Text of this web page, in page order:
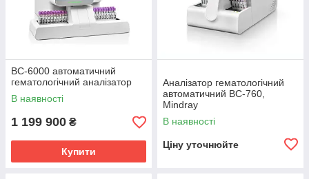
BC-6000 автоматичний
гематологічний аналізатор
В наявності
1 199 900 ₴
Купити
Аналізатор гематологічний
автоматичний BC-760,
Mindray
В наявності
Ціну уточнюйте